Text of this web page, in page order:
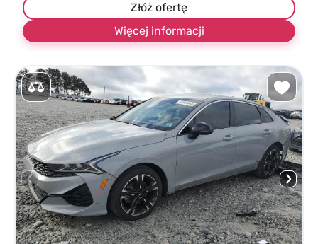
Złóż ofertę
Więcej informacji